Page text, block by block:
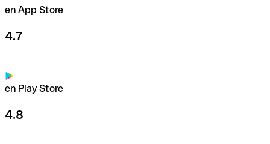
en App Store
4.7
en Play Store
4.8